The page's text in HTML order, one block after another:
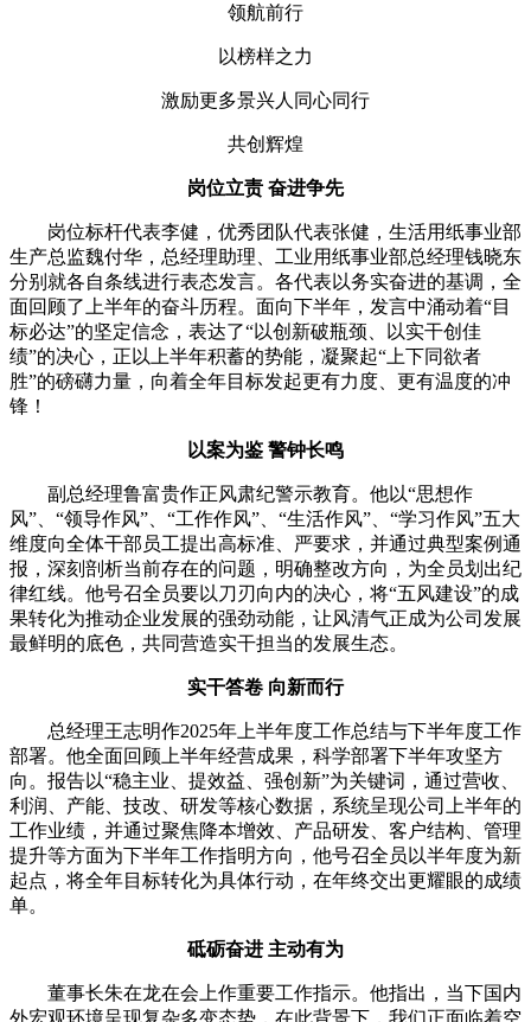
领航前行
以榜样之力
激励更多景兴人同心同行
共创辉煌
岗位立责 奋进争先
岗位标杆代表李健，优秀团队代表张健，生活用纸事业部
生产总监魏付华，总经理助理、工业用纸事业部总经理钱晓东
分别就各自条线进行表态发言。各代表以务实奋进的基调，全
面回顾了上半年的奋斗历程。面向下半年，发言中涌动着“目
标必达”的坚定信念，表达了“以创新破瓶颈、以实干创佳
绩”的决心，正以上半年积蓄的势能，凝聚起“上下同欲者
胜”的磅礴力量，向着全年目标发起更有力度、更有温度的冲
锋！
以案为鉴 警钟长鸣
副总经理鲁富贵作正风肃纪警示教育。他以“思想作
风”、“领导作风”、“工作作风”、“生活作风”、“学习作风”五大
维度向全体干部员工提出高标准、严要求，并通过典型案例通
报，深刻剖析当前存在的问题，明确整改方向，为全员划出纪
律红线。他号召全员要以刀刃向内的决心，将“五风建设”的成
果转化为推动企业发展的强劲动能，让风清气正成为公司发展
最鲜明的底色，共同营造实干担当的发展生态。
实干答卷 向新而行
总经理王志明作2025年上半年度工作总结与下半年度工作
部署。他全面回顾上半年经营成果，科学部署下半年攻坚方
向。报告以“稳主业、提效益、强创新”为关键词，通过营收、
利润、产能、技改、研发等核心数据，系统呈现公司上半年的
工作业绩，并通过聚焦降本增效、产品研发、客户结构、管理
提升等方面为下半年工作指明方向，他号召全员以半年度为新
起点，将全年目标转化为具体行动，在年终交出更耀眼的成绩
单。
砥砺奋进 主动有为
董事长朱在龙在会上作重要工作指示。他指出，当下国内
外宏观环境呈现复杂多变态势，在此背景下，我们正面临着空